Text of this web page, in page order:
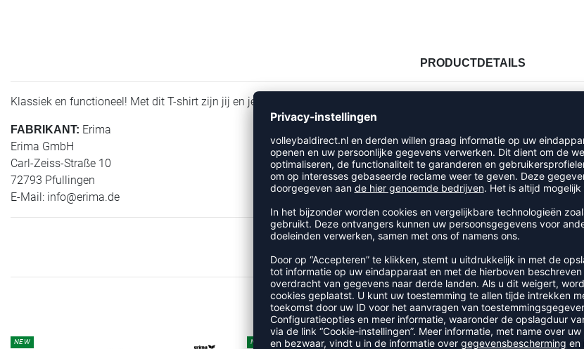
PRODUCTDETAILS
Klassiek en functioneel! Met dit T-shirt zijn jij en je team altijd goed uitgerust. Licht, sneldrogend functioneel
FABRIKANT: Erima
Erima GmbH
Carl-Zeiss-Straße 10
72793 Pfullingen
E-Mail: info@erima.de
RECENT BEKEKEN
MEER UIT DE CATEGORIE T-
NEW
NEW
SALE